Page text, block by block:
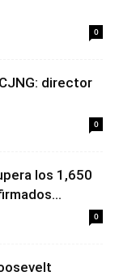
0
director
0
los 1,650
0